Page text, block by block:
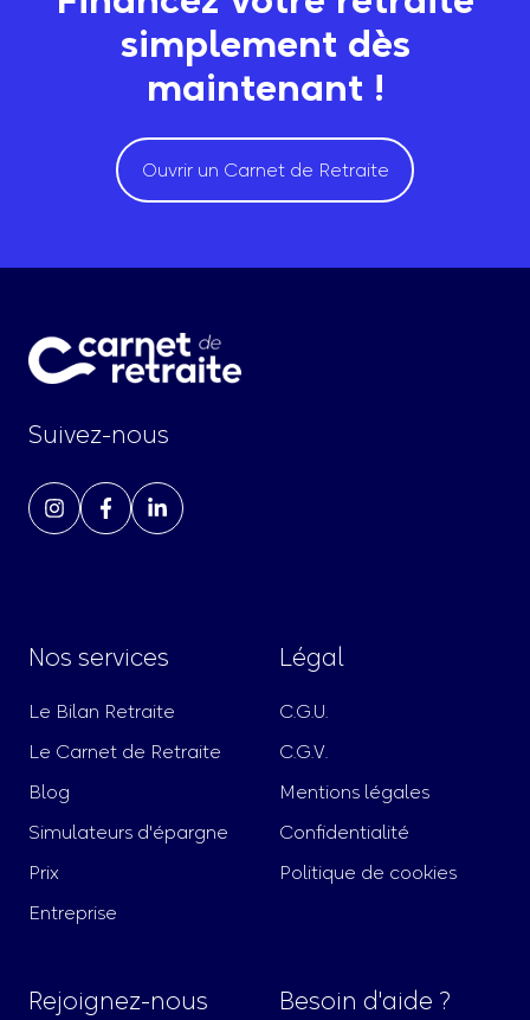
simplement dès
maintenant !
Ouvrir un Carnet de Retraite
Suivez-nous
Nos services
Le Bilan Retraite
Le Carnet de Retraite
Blog
Simulateurs d'épargne
Prix
Entreprise
Légal
C.G.U.
C.G.V.
Mentions légales
Confidentialité
Politique de cookies
Rejoignez-nous Besoin d'aide ?